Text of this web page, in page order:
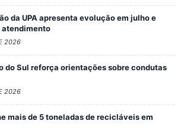
da UPA apresenta evolução em julho e
atendimento
2026
do Sul reforça orientações sobre condutas
2026
mais de 5 toneladas de recicláveis em